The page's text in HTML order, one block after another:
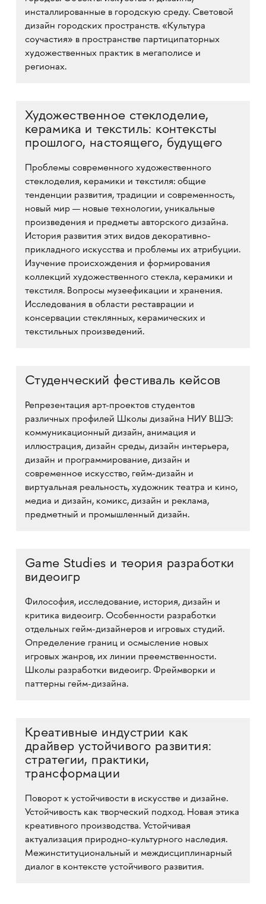
инсталлированные в городскую среду. Световой
дизайн городских пространств. «Культура
соучастия» в пространстве партиципаторных
художественных практик в мегаполисе и
регионах.
Художественное стеклоделие,
керамика и текстиль: контексты
прошлого, настоящего, будущего
Проблемы современного художественного
стеклоделия, керамики и текстиля: общие
тенденции развития, традиции и современность,
новый мир — новые технологии, уникальные
произведения и предметы авторского дизайна.
История развития этих видов декоративно-
прикладного искусства и проблемы их атрибуции.
Изучение происхождения и формирования
коллекций художественного стекла, керамики и
текстиля. Вопросы музеефикации и хранения.
Исследования в области реставрации и
консервации стеклянных, керамических и
текстильных произведений.
Студенческий фестиваль кейсов
Репрезентация арт-проектов студентов
различных профилей Школы дизайна НИУ ВШЭ:
коммуникационный дизайн, анимация и
иллюстрация, дизайн среды, дизайн интерьера,
дизайн и программирование, дизайн и
современное искусство, гейм-дизайн и
виртуальная реальность, художник театра и кино,
медиа и дизайн, комикс, дизайн и реклама,
предметный и промышленный дизайн.
Game Studies и теория разработки
видеоигр
Философия, исследование, история, дизайн и
критика видеоигр. Особенности разработки
отдельных гейм-дизайнеров и игровых студий.
Определение границ и осмысление новых
игровых жанров, их линии преемственности.
Школы разработки видеоигр. Фреймворки и
паттерны гейм-дизайна.
Креативные индустрии как
драйвер устойчивого развития:
стратегии, практики,
трансформации
Поворот к устойчивости в искусстве и дизайне.
Устойчивость как творческий подход. Новая этика
креативного производства. Устойчивая
актуализация природно-культурного наследия.
Межинституциональный и междисциплинарный
диалог в контексте устойчивого развития.